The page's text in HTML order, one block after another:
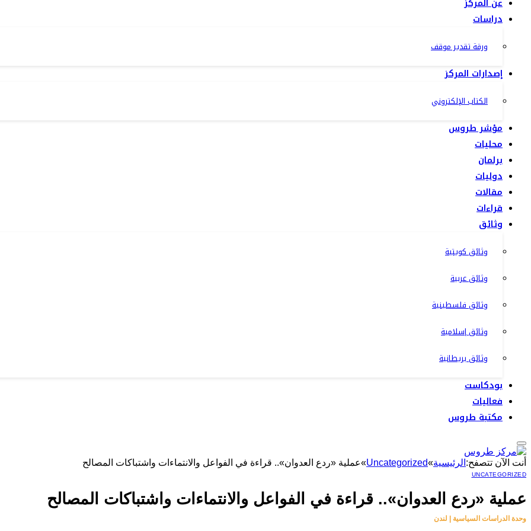
عن المركز
دراسات
ورقة تقدير موقف
إصدارات المركز
الكتاب الإلكتروني
مؤشر طروس
محليات
برلمان
دوليات
مقالات
قراءات
وثائق
وثائق كويتية
وثائق عربية
وثائق فلسطينية
وثائق إسلامية
وثائق بريطانية
بودكاست
فعاليات
مكتبة طروس
أنت الآن تتصفح: الرئيسية»
Uncategorized
»عملية «ردع العدوان».. قراءة في الفواعل والانتماءات واشتباكات المصالح
UNCATEGORIZED
عملية «ردع العدوان».. قراءة في الفواعل والانتماءات واشتباكات المصالح
وحدة الدراسات السياسية | لندن